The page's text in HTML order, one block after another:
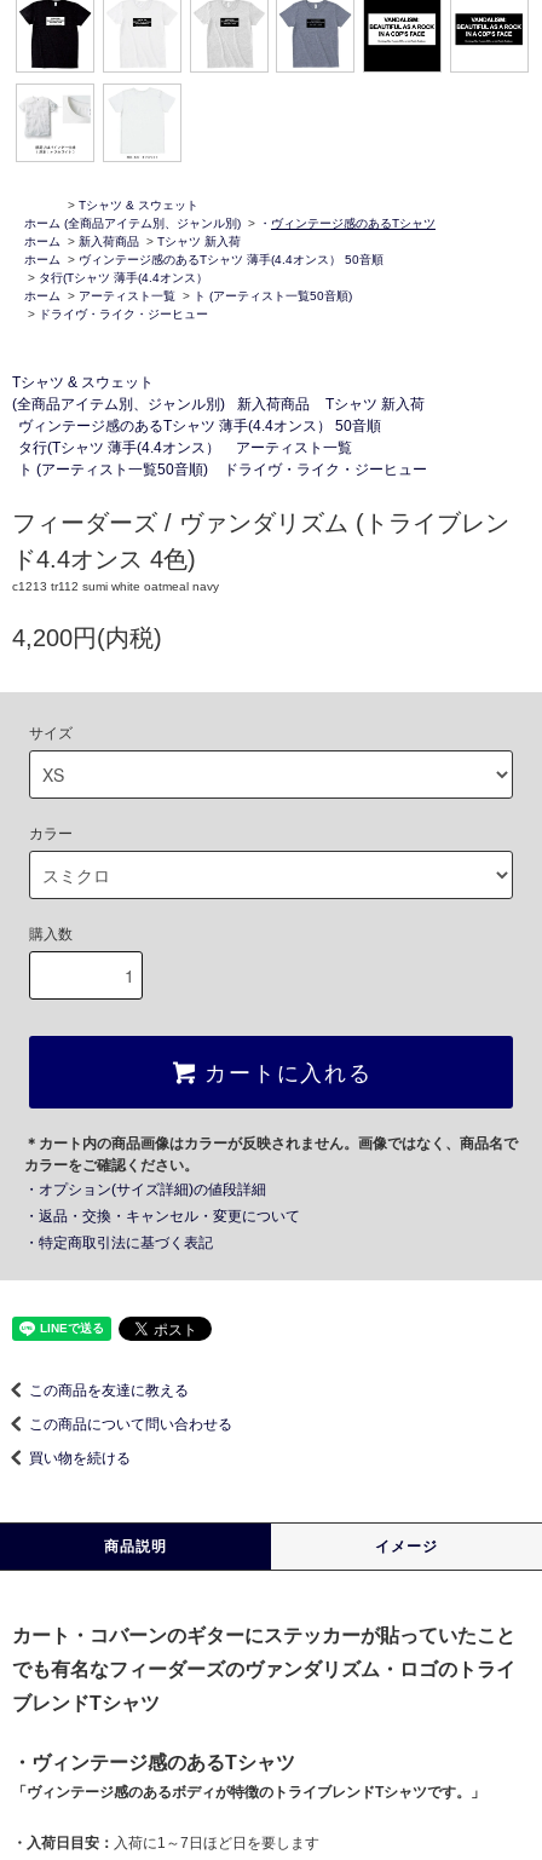
ホーム
> Tシャツ & スウェット
(全商品アイテム別、ジャンル別) > ・ ヴィンテージ感のあるTシャツ
ホーム
> 新入荷商品 > Tシャツ 新入荷
ホーム
> ヴィンテージ感のあるTシャツ 薄手(4.4オンス） 50音順
> タ行(Tシャツ 薄手(4.4オンス）
ホーム
> アーティスト一覧 > ト (アーティスト一覧50音順)
> ドライヴ・ライク・ジーヒュー
Tシャツ & スウェット
(全商品アイテム別、ジャンル別)
新入荷商品
Tシャツ 新入荷
ヴィンテージ感のあるTシャツ 薄手(4.4オンス） 50音順
タ行(Tシャツ 薄手(4.4オンス）
アーティスト一覧
ト (アーティスト一覧50音順)
ドライヴ・ライク・ジーヒュー
フィーダーズ / ヴァンダリズム (トライブレン
ド4.4オンス 4色)
c1213 tr112 sumi white oatmeal navy
4,200円(内税)
サイズ
カラー
購入数
カートに入れる
＊カート内の商品画像はカラーが反映されません。画像ではなく、商品名で
カラーをご確認ください。
・オプション(サイズ詳細)の値段詳細
・返品・交換・キャンセル・変更について
・特定商取引法に基づく表記
この商品を友達に教える
この商品について問い合わせる
買い物を続ける
商品説明 イメージ
カート・コバーンのギターにステッカーが貼っていたこと
でも有名なフィーダーズのヴァンダリズム・ロゴのトライ
ブレンドTシャツ
・ヴィンテージ感のあるTシャツ
「ヴィンテージ感のあるボディが特徴のトライブレンドTシャツです。」
・入荷日目安： 入荷に1～7日ほど日を要します